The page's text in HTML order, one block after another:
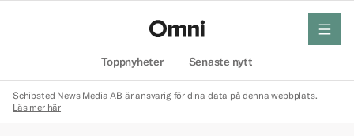
Toppnyheter Senaste nytt
meny
Schibsted News Media AB är ansvarig för dina data på denna webbplats.
Läs mer här